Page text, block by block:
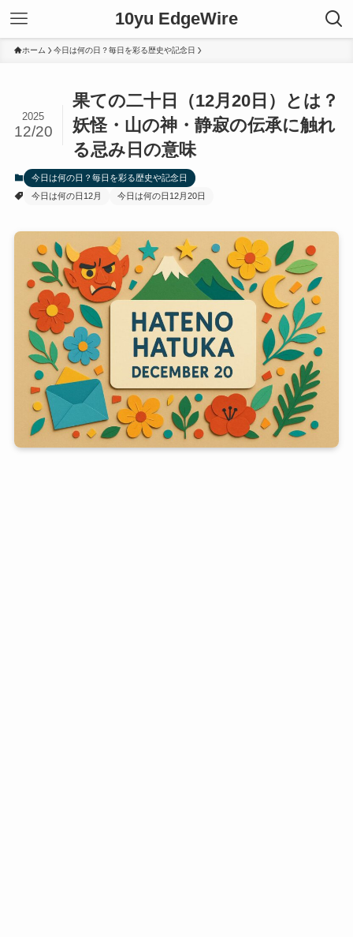
10yu EdgeWire
ホーム 今日は何の日？毎日を彩る歴史や記念日
果ての二十日（12月20日）とは？
妖怪・山の神・静寂の伝承に触れ
る忌み日の意味
2025
12/20
今日は何の日？毎日を彩る歴史や記念日
今日は何の日12月
今日は何の日12月20日